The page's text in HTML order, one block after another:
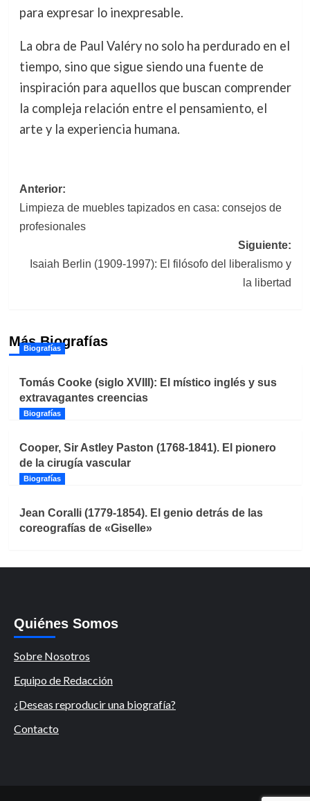
para expresar lo inexpresable.
La obra de Paul Valéry no solo ha perdurado en el
tiempo, sino que sigue siendo una fuente de
inspiración para aquellos que buscan comprender
la compleja relación entre el pensamiento, el
arte y la experiencia humana.
Navegación
de
entradas
Anterior:
Limpieza de muebles tapizados en casa: consejos de
profesionales
Siguiente:
Isaiah Berlin (1909-1997): El filósofo del liberalismo y
la libertad
Más Biografías
Biografías
Tomás Cooke (siglo XVIII): El místico inglés y sus
extravagantes creencias
Biografías
Cooper, Sir Astley Paston (1768-1841). El pionero
de la cirugía vascular
Biografías
Jean Coralli (1779-1854). El genio detrás de las
coreografías de «Giselle»
Quiénes Somos
Sobre Nosotros
Equipo de Redacción
¿Deseas reproducir una biografía?
Contacto